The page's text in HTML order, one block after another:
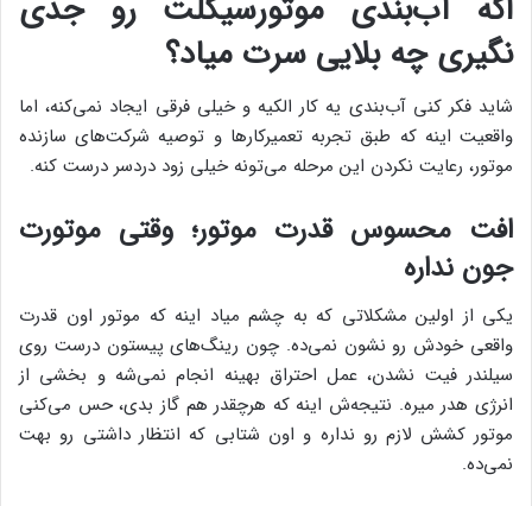
اگه آب‌بندی موتورسیکلت رو جدی
نگیری چه بلایی سرت میاد؟
شاید فکر کنی آب‌بندی یه کار الکیه و خیلی فرقی ایجاد نمی‌کنه، اما
واقعیت اینه که طبق تجربه تعمیرکارها و توصیه شرکت‌های سازنده
موتور، رعایت نکردن این مرحله می‌تونه خیلی زود دردسر درست کنه.
افت محسوس قدرت موتور؛ وقتی موتورت
جون نداره
یکی از اولین مشکلاتی که به چشم میاد اینه که موتور اون قدرت
واقعی خودش رو نشون نمی‌ده. چون رینگ‌های پیستون درست روی
سیلندر فیت نشدن، عمل احتراق بهینه انجام نمی‌شه و بخشی از
انرژی هدر میره. نتیجه‌ش اینه که هرچقدر هم گاز بدی، حس می‌کنی
موتور کشش لازم رو نداره و اون شتابی که انتظار داشتی رو بهت
نمی‌ده.